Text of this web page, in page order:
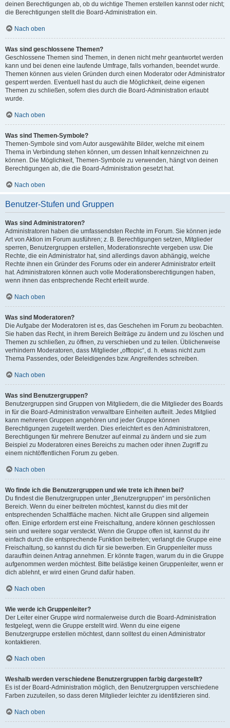
deinen Berechtigungen ab, ob du wichtige Themen erstellen kannst oder nicht;
die Berechtigungen stellt die Board-Administration ein.
Nach oben
Was sind geschlossene Themen?
Geschlossene Themen sind Themen, in denen nicht mehr geantwortet werden
kann und bei denen eine laufende Umfrage, falls vorhanden, beendet wurde.
Themen können aus vielen Gründen durch einen Moderator oder Administrator
gesperrt werden. Eventuell hast du auch die Möglichkeit, deine eigenen
Themen zu schließen, sofern dies durch die Board-Administration erlaubt
wurde.
Nach oben
Was sind Themen-Symbole?
Themen-Symbole sind vom Autor ausgewählte Bilder, welche mit einem
Thema in Verbindung stehen können, um dessen Inhalt kennzeichnen zu
können. Die Möglichkeit, Themen-Symbole zu verwenden, hängt von deinen
Berechtigungen ab, die die Board-Administration gesetzt hat.
Nach oben
Benutzer-Stufen und Gruppen
Was sind Administratoren?
Administratoren haben die umfassendsten Rechte im Forum. Sie können jede
Art von Aktion im Forum ausführen; z. B. Berechtigungen setzen, Mitglieder
sperren, Benutzergruppen erstellen, Moderationsrechte vergeben usw. Die
Rechte, die ein Administrator hat, sind allerdings davon abhängig, welche
Rechte ihnen ein Gründer des Forums oder ein anderer Administrator erteilt
hat. Administratoren können auch volle Moderationsberechtigungen haben,
wenn ihnen das entsprechende Recht erteilt wurde.
Nach oben
Was sind Moderatoren?
Die Aufgabe der Moderatoren ist es, das Geschehen im Forum zu beobachten.
Sie haben das Recht, in ihrem Bereich Beiträge zu ändern und zu löschen und
Themen zu schließen, zu öffnen, zu verschieben und zu teilen. Üblicherweise
verhindern Moderatoren, dass Mitglieder „offtopic“, d. h. etwas nicht zum
Thema Passendes, oder Beleidigendes bzw. Angreifendes schreiben.
Nach oben
Was sind Benutzergruppen?
Benutzergruppen sind Gruppen von Mitgliedern, die die Mitglieder des Boards
in für die Board-Administration verwaltbare Einheiten aufteilt. Jedes Mitglied
kann mehreren Gruppen angehören und jeder Gruppe können
Berechtigungen zugeteilt werden. Dies erleichtert es den Administratoren,
Berechtigungen für mehrere Benutzer auf einmal zu ändern und sie zum
Beispiel zu Moderatoren eines Bereichs zu machen oder ihnen Zugriff zu
einem nichtöffentlichen Forum zu geben.
Nach oben
Wo finde ich die Benutzergruppen und wie trete ich ihnen bei?
Du findest die Benutzergruppen unter „Benutzergruppen“ im persönlichen
Bereich. Wenn du einer beitreten möchtest, kannst du dies mit der
entsprechenden Schaltfläche machen. Nicht alle Gruppen sind allgemein
offen. Einige erfordern erst eine Freischaltung, andere können geschlossen
sein und weitere sogar versteckt. Wenn die Gruppe offen ist, kannst du ihr
einfach durch die entsprechende Funktion beitreten; verlangt die Gruppe eine
Freischaltung, so kannst du dich für sie bewerben. Ein Gruppenleiter muss
daraufhin deinen Antrag annehmen. Er könnte fragen, warum du in die Gruppe
aufgenommen werden möchtest. Bitte belästige keinen Gruppenleiter, wenn er
dich ablehnt, er wird einen Grund dafür haben.
Nach oben
Wie werde ich Gruppenleiter?
Der Leiter einer Gruppe wird normalerweise durch die Board-Administration
festgelegt, wenn die Gruppe erstellt wird. Wenn du eine eigene
Benutzergruppe erstellen möchtest, dann solltest du einen Administrator
kontaktieren.
Nach oben
Weshalb werden verschiedene Benutzergruppen farbig dargestellt?
Es ist der Board-Administration möglich, den Benutzergruppen verschiedene
Farben zuzuteilen, so dass deren Mitglieder leichter zu identifizieren sind.
Nach oben